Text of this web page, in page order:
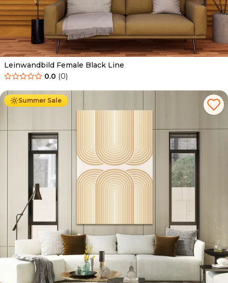
Leinwandbild Female Black Line
0.0 (0)
Summer Sale
Ab 39.90 € 34.90